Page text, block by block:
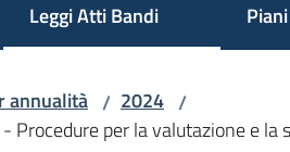
Leggi Atti Bandi
annualità / 2024 /
per la valutazione e la